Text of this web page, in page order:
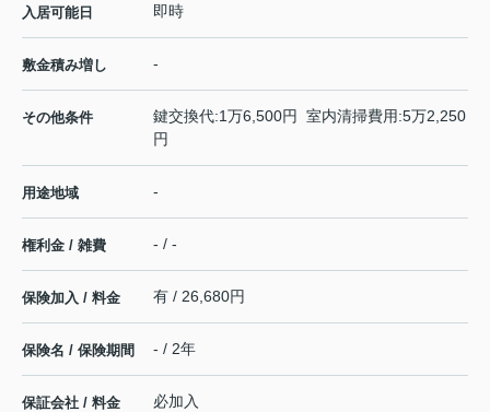
入居可能日 即時
敷金積み増し -
その他条件
鍵交換代:1万6,500円 室内清掃費用:5万2,250
円
用途地域 -
権利金 / 雑費 - / -
保険加入 / 料金 有 / 26,680円
保険名 / 保険期間 - / 2年
保証会社 / 料金
必加入